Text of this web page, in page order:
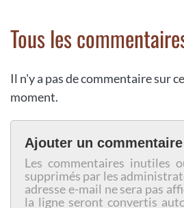
Tous les
Il n'y a pas de commentaire sur
moment.
Ajouter un commentaire
Les commentaires inutiles
supprimés par les
adresse e-mail ne sera pas
la ligne seront convertis